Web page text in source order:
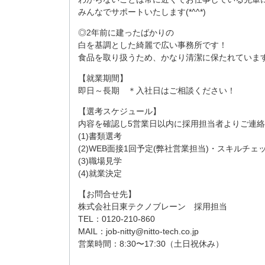
みんなでサポートいたします(*^^*)
◎2年前に建ったばかりの
白を基調とした綺麗で広い事務所です！
食品を取り扱うため、かなり清潔に保たれていま
【就業期間】
即日～長期 ＊入社日はご相談ください！
【選考スケジュール】
内容を確認し5営業日以内に採用担当者よりご連絡
(1)書類選考
(2)WEB面接1回予定(弊社営業担当)・スキルチェ
(3)職場見学
(4)就業決定
【お問合せ先】
株式会社日東テクノブレーン 採用担当
TEL：0120-210-860
MAIL：job-nitty@nitto-tech.co.jp
営業時間：8:30〜17:30（土日祝休み）